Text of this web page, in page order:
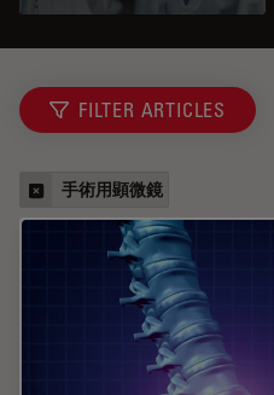
FILTER ARTICLES
手術用顕微鏡